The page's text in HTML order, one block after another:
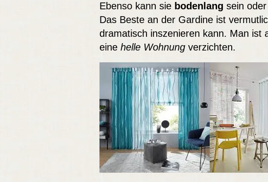
Ebenso kann sie bodenlang sein
Das Beste an der Gardine ist
dramatisch inszenieren kann. Man ist
eine helle Wohnung verzichten.